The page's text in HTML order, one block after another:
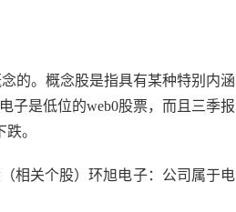
的。概念股是指具有某种特别内涵
子是低位的web0股票，而且三季报
。
相关个股）环旭电子：公司属于电